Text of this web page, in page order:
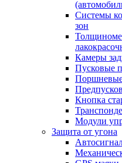
Системы
зон
Камеры
Пусковые
Кнопка
Модули
Защита от угона